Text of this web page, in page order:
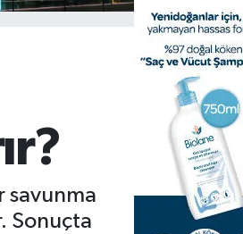
savunma
Sonuçta